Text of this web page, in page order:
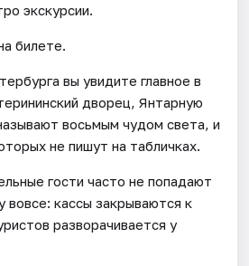
экскурсии.
билете.
вы увидите главное в
дворец, Янтарную
восьмым чудом света, и
не пишут на табличках.
гости часто не попадают
вовсе: кассы закрываются к
разворачивается у